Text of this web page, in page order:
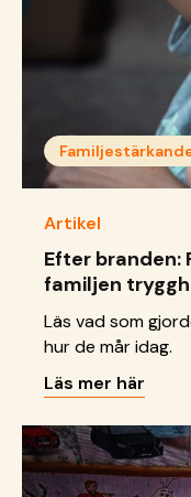
Artikel
Efter branden:
familjen
Läs vad som
hur de mår idag.
Läs mer här